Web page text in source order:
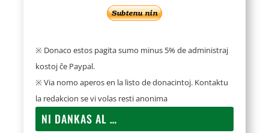
※ Donaco estos pagita sumo minus 5% de administraj
kostoj ĉe Paypal.
※ Via nomo aperos en la listo de donacintoj. Kontaktu
la redakcion se vi volas resti anonima
NI DANKAS AL …